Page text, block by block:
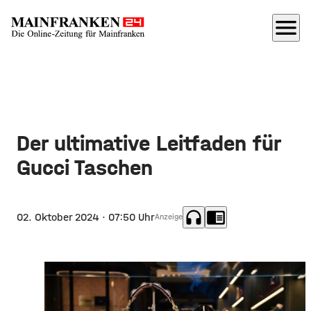
menu
Der ultimative Leitfaden für
Gucci Taschen
02. Oktober 2024 · 07:50 UhrAnzeige headphones chrome_reader_mode